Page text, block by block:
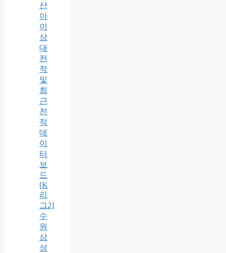
산
아
이
상
대
전
적
및
최
근
전
적
데
이
터
보
드
[K
리
그2]
수
원
삼
성